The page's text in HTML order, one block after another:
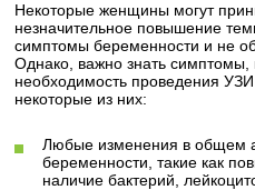
Некоторые женщины могут
незначительное повышение
симптомы беременности и не
Однако, важно знать симптомы,
необходимость проведения
некоторые из них:
Любые изменения в общем
беременности, такие как
наличие бактерий,